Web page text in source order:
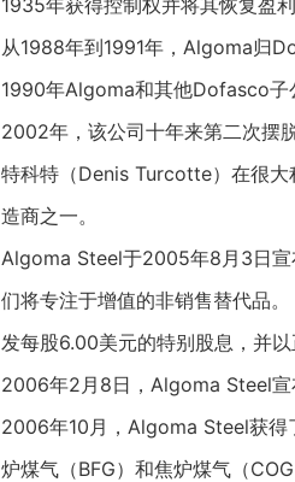
从1988年到1991年，Algoma归
1990年Algoma和其他Dofasco子
2002年，该公司十年来第二次摆
特科特（Denis Turcotte）在很
造商之一。
Algoma Steel于2005年8月3日宣
们将专注于增值的非销售替代品
发每股6.00美元的特别股息，并
2006年2月8日，Algoma Steel宣
2006年10月，Algoma Steel获得
炉煤气（BFG）和焦炉煤气（